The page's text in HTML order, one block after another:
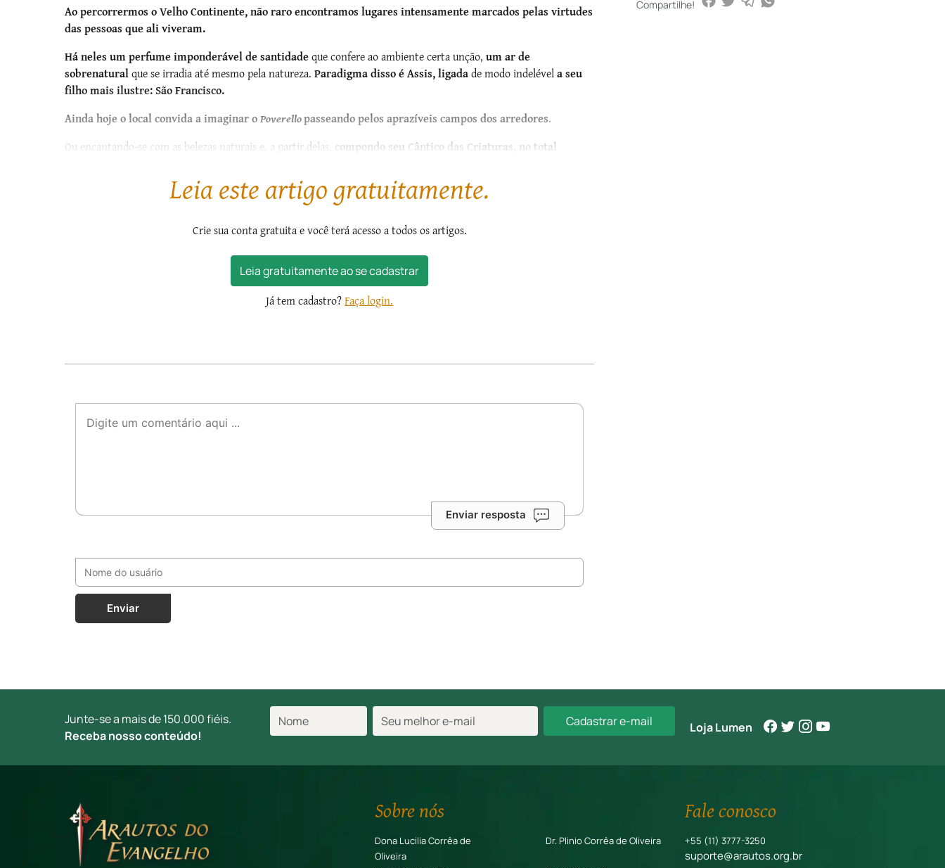
Ao percorrermos o Velho Continente, não raro encontramos lugares intensamente marcados pelas virtudes
das pessoas que ali viveram.
Há neles um perfume imponderável de santidadeque confere ao ambiente certa unção, um ar de
sobrenaturalque se irradia até mesmo pela natureza. Paradigma disso é Assis, ligadade modo indelévela seu
filho mais ilustre: São Francisco.
Ainda hoje o local convida a imaginar oPoverellopasseando pelos aprazíveis campos dos arredores.
Ou encantando-se com as belezas naturais e, a partir delas, compondo seu Cântico das Criaturas, no total
Leia este artigo gratuitamente.
Crie sua conta gratuita e você terá acesso a todos os artigos.
Leia gratuitamente ao se cadastrar
Já tem cadastro?Faça login.
Enviar resposta
Enviar
Compartilhe!
Junte-se a mais de 150.000 fiéis.
Receba nosso conteúdo!
Cadastrar e-mail Loja Lumen
Sobre nós
Dona Lucilia Corrêa de
Oliveira
Dr. Plinio Corrêa de Oliveira
Fale conosco
+55 (11) 3777-3250
suporte@arautos.org.br